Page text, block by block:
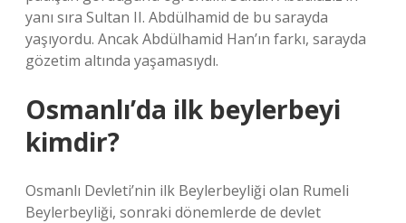
yanı sıra Sultan II. Abdülhamid de bu sarayda
yaşıyordu. Ancak Abdülhamid Han’ın farkı, sarayda
gözetim altında yaşamasıydı.
Osmanlı’da ilk beylerbeyi
kimdir?
Osmanlı Devleti’nin ilk Beylerbeyliği olan Rumeli
Beylerbeyliği, sonraki dönemlerde de devlet